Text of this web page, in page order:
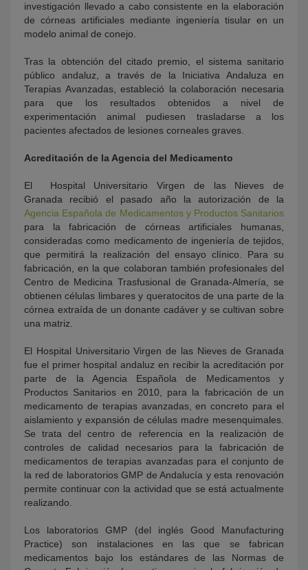
investigación llevado a cabo consistente en la elaboración
de córneas artificiales mediante ingeniería tisular en un
modelo animal de conejo.
Tras la obtención del citado premio, el sistema sanitario
público andaluz, a través de la Iniciativa Andaluza en
Terapias Avanzadas, estableció la colaboración necesaria
para que los resultados obtenidos a nivel de
experimentación animal pudiesen trasladarse a los
pacientes afectados de lesiones corneales graves.
Acreditación de la Agencia del Medicamento
El Hospital Universitario Virgen de las Nieves de
Granada recibió el pasado año la autorización de la
Agencia Española de Medicamentos y Productos Sanitarios
para la fabricación de córneas artificiales humanas,
consideradas como medicamento de ingeniería de tejidos,
que permitirá la realización del ensayo clínico. Para su
fabricación, en la que colaboran también profesionales del
Centro de Medicina Trasfusional de Granada-Almería, se
obtienen células limbares y queratocitos de una parte de la
córnea extraída de un donante cadáver y se cultivan sobre
una matriz.
El Hospital Universitario Virgen de las Nieves de Granada
fue el primer hospital andaluz en recibir la acreditación por
parte de la Agencia Española de Medicamentos y
Productos Sanitarios en 2010, para la fabricación de un
medicamento de terapias avanzadas, en concreto para el
aislamiento y expansión de células madre mesenquimales.
Se trata del centro de referencia en la realización de
controles de calidad necesarios para la fabricación de
medicamentos de terapias avanzadas para el conjunto de
la red de laboratorios GMP de Andalucía y esta renovación
permite continuar con la actividad que se está actualmente
realizando.
Los laboratorios GMP (del inglés Good Manufacturing
Practice) son instalaciones en las que se fabrican
medicamentos bajo los estándares de las Normas de